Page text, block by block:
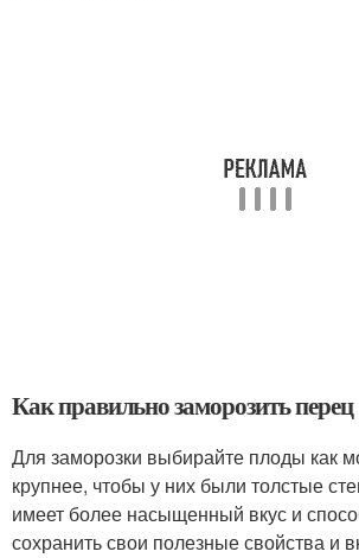
Как правильно заморозить перец
Для заморозки выбирайте плоды как
крупнее, чтобы у них были толстые
имеет более насыщенный вкус и
сохранить свои полезные свойства и